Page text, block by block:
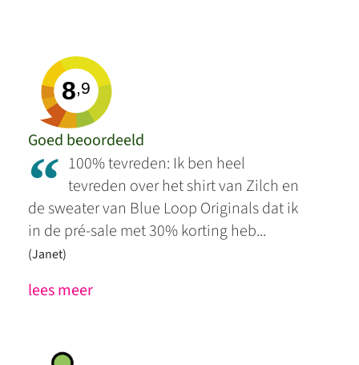
8,9
Goed beoordeeld
“ 100% tevreden: Ik ben heel
tevreden over het shirt van Zilch en
de sweater van Blue Loop Originals dat ik
in de pré-sale met 30% korting heb...
(Janet)
lees meer